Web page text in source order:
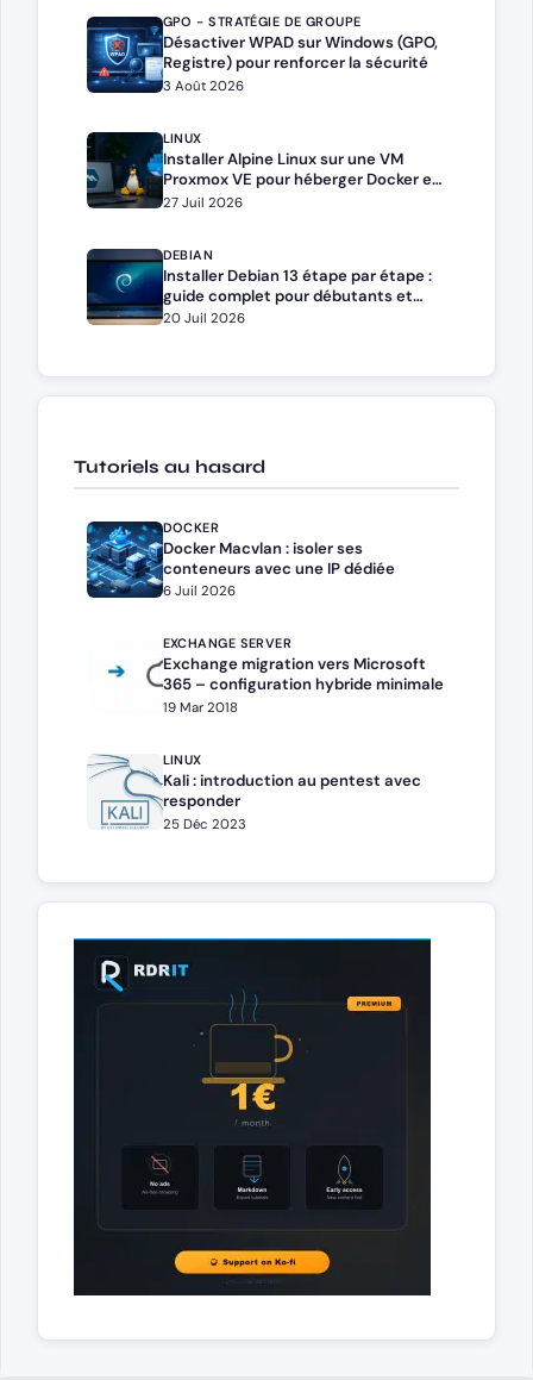
GPO - STRATÉGIE DE GROUPE
Désactiver WPAD sur Windows (GPO,
Registre) pour renforcer la sécurité
3 Août 2026
LINUX
Installer Alpine Linux sur une VM
Proxmox VE pour héberger Docker et
Docker Compose
27 Juil 2026
DEBIAN
Installer Debian 13 étape par étape :
guide complet pour débutants et
administrateurs
20 Juil 2026
Tutoriels au hasard
DOCKER
Docker Macvlan : isoler ses
conteneurs avec une IP dédiée
6 Juil 2026
EXCHANGE SERVER
Exchange migration vers Microsoft
365 – configuration hybride minimale
19 Mar 2018
LINUX
Kali : introduction au pentest avec
responder
25 Déc 2023